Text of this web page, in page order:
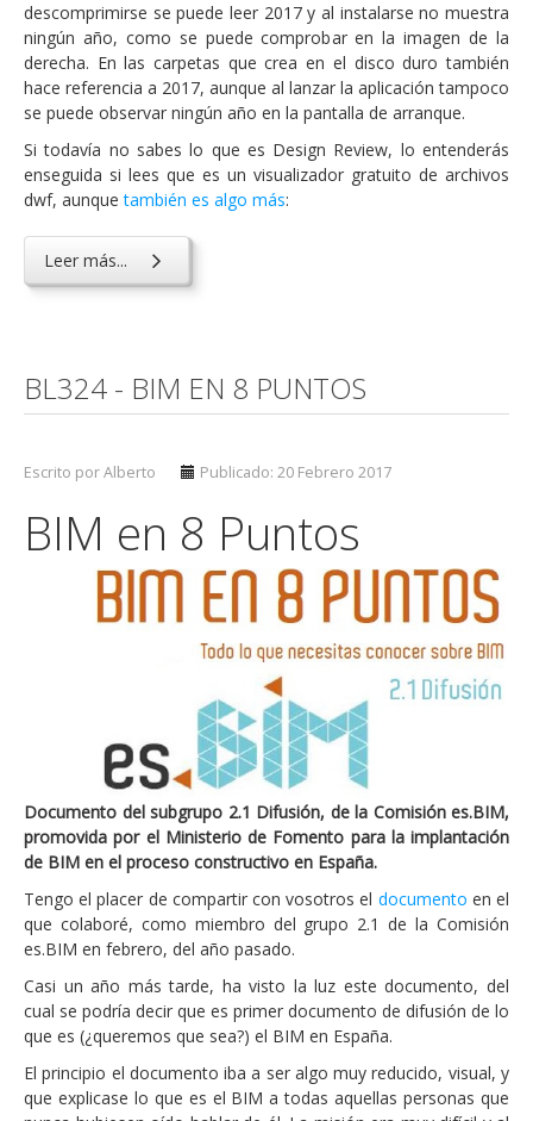
descomprimirse se puede leer 2017 y al instalarse no muestra
ningún año, como se puede comprobar en la imagen de la
derecha. En las carpetas que crea en el disco duro también
hace referencia a 2017, aunque al lanzar la aplicación tampoco
se puede observar ningún año en la pantalla de arranque.
Si todavía no sabes lo que es Design Review, lo entenderás
enseguida si lees que es un visualizador gratuito de archivos
dwf, aunquetambién es algo más:
Leer más...
BL324 - BIM EN 8 PUNTOS
Escrito por Alberto Publicado: 20 Febrero 2017
BIM en 8 Puntos
Documento del subgrupo 2.1 Difusión, de la Comisión es.BIM,
promovida por el Ministerio de Fomento para la implantación
de BIM en el proceso constructivo en España.
Tengo el placer de compartir con vosotros el documento en el
que colaboré, como miembro del grupo 2.1 de la Comisión
es.BIM en febrero, del año pasado.
Casi un año más tarde, ha visto la luz este documento, del
cual se podría decir que es primer documento de difusión de lo
que es (¿queremos que sea?) el BIM en España.
El principio el documento iba a ser algo muy reducido, visual, y
que explicase lo que es el BIM a todas aquellas personas que